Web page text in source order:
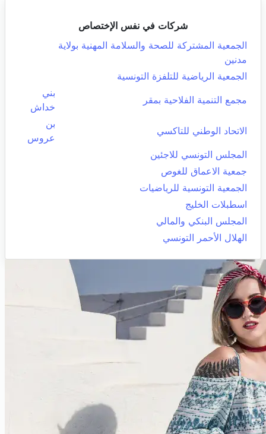
شركات في نفس الإختصاص
الجمعية المشتركة للصحة والسلامة المهنية بولاية
مدنين
الجمعية الرياضية للتلفزة التونسية
مجمع التنمية الفلاحية بمقر
بني
خداش
الاتحاد الوطني للتاكسي
بن
عروس
المجلس التونسي للاجئين
جمعية الاعماق للغوص
الجمعية التونسية للرياضيات
اسطبلات الخليج
المجلس البنكي والمالي
الهلال الأحمر التونسي